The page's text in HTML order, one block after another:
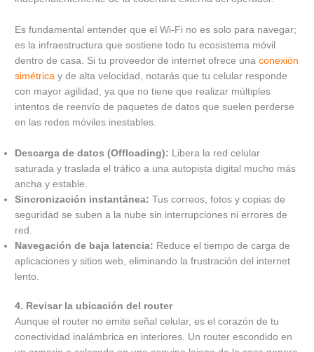
Es fundamental entender que el Wi-Fi no es solo para navegar;
es la infraestructura que sostiene todo tu ecosistema móvil
dentro de casa. Si tu proveedor de internet ofrece unaconexión
simétrica y de alta velocidad, notarás que tu celular responde
con mayor agilidad, ya que no tiene que realizar múltiples
intentos de reenvío de paquetes de datos que suelen perderse
en las redes móviles inestables.
Descarga de datos (Offloading): Libera la red celular
saturada y traslada el tráfico a una autopista digital mucho más
ancha y estable.
Sincronización instantánea: Tus correos, fotos y copias de
seguridad se suben a la nube sin interrupciones ni errores de
red.
Navegación de baja latencia: Reduce el tiempo de carga de
aplicaciones y sitios web, eliminando la frustración del internet
lento.
4. Revisar la ubicación del router
Aunque el router no emite señal celular, es el corazón de tu
conectividad inalámbrica en interiores. Un router escondido en